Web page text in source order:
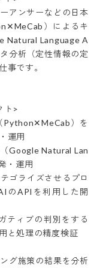
アンサーなどの日本
）によるキ
Natural Language A
分析（定性情報の定
事です。
ト>
Python✕MeCab）を
運用
Google Natural Lan
・運用
ゴライズさせるプロ
のAPIを利用した開
ティブの判別をする
と処理の精度検証
グ施策の結果を分析